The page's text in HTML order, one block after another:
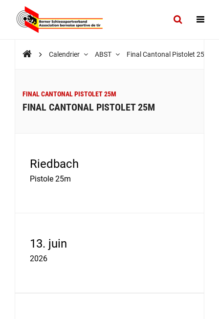
Calendrier ABST Final Cantonal Pistolet 25m
FINAL CANTONAL PISTOLET 25M
FINAL CANTONAL PISTOLET 25M
Riedbach
Pistole 25m
13. juin
2026